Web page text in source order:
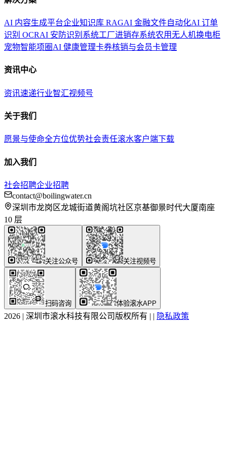
AI 内容生成平台企业知识库 RAGAI 金融文件自动化AI 订单
识别 OCRAI 安防识别系统工厂进销存系统农用无人机换电柜
宠物智能项圈 AI 健康管理卡券核销与会员卡管理
资讯中心
资讯速递行业智汇视频号
关于我们
愿景与使命全方位优势社会责任滚水客户端下载
加入我们
社会招聘企业招聘
contact@boilingwater.cn
深圳市龙岗区龙城街道黄阁坑社区京基御景时代大厦南座
10 层
关注公众号 关注视频号
扫码咨询 体验滚水APP
2026 | 深圳市滚水科技有限公司版权所有 | | 隐私政策